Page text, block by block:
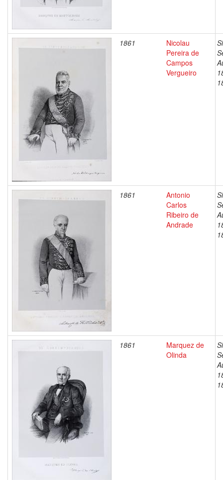
1861
Nicolau
Pereira de
Campos
Vergueiro
1861
Antonio
Carlos
Ribeiro de
Andrade
1861
Marquez de
Olinda